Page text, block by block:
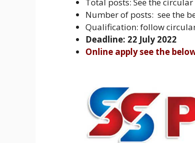
Total posts: See the circular
Number of posts: see the
Qualification: follow
Deadline: 22 July 2022
Online apply see the